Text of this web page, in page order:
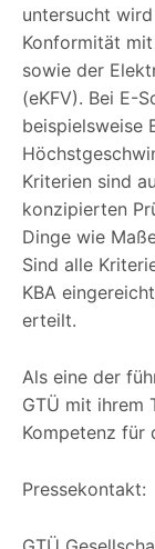
untersucht
Konformität
sowie der
(eKFV). Bei E-
beispielsweise
Kriterien sind
konzipierten
Dinge wie
Sind alle
KBA
erteilt.
Als eine der
GTÜ mit ihrem
Kompetenz für
Pressekontakt: